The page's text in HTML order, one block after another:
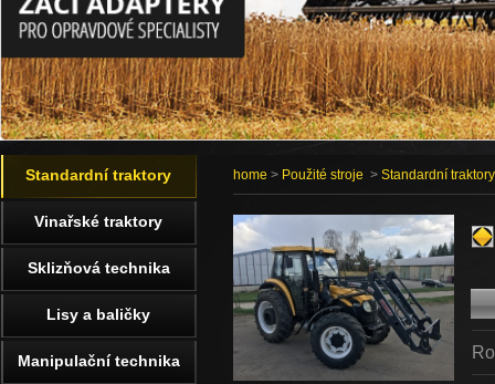
home > Použité stroje > Standardní traktory
Standardní traktory
Vinařské traktory
Sklizňová technika
Lisy a baličky
Manipulační technika